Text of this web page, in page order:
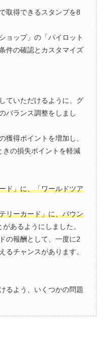
得できるスタンプを8
ップ」の「パイロット
件の確認とカスタマイズ
ていただけるように、グ
バランス調整をしまし
得ポイントを増加し、
きの損失ポイントを軽減
ド」に、「ワールドツア
リーカード」に、バウン
があるようにしました。
報酬として、一度に2
るチャンスがあります。
るよう、いくつかの問題